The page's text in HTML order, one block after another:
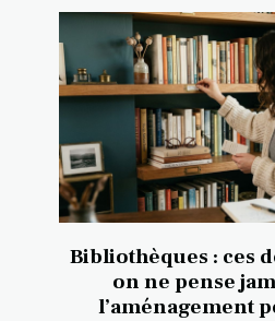
Bibliothèques : ces
on ne pense
l’aménagement